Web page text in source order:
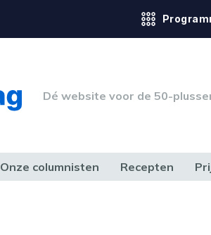
Dé website voor de 50-
Onze columnisten Recepten